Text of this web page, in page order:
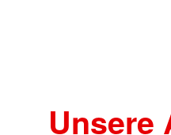
Unsere